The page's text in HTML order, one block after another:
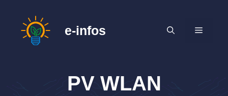
springen
e-infos MENÜ
PV WLAN